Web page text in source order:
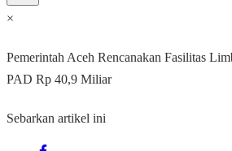
×
Pemerintah Aceh Rencanakan Fasilitas
PAD Rp 40,9 Miliar
Sebarkan artikel ini